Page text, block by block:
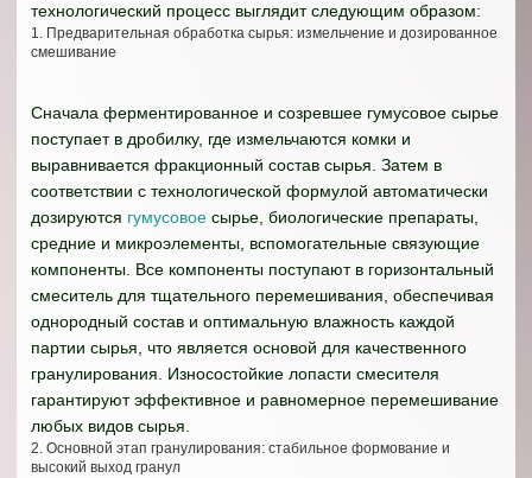
технологический процесс выглядит следующим образом:
1. Предварительная обработка сырья: измельчение и дозированное
смешивание
Сначала ферментированное и созревшее гумусовое сырье
поступает в дробилку, где измельчаются комки и
выравнивается фракционный состав сырья. Затем в
соответствии с технологической формулой автоматически
дозируются гумусовое сырье, биологические препараты,
средние и микроэлементы, вспомогательные связующие
компоненты. Все компоненты поступают в горизонтальный
смеситель для тщательного перемешивания, обеспечивая
однородный состав и оптимальную влажность каждой
партии сырья, что является основой для качественного
гранулирования. Износостойкие лопасти смесителя
гарантируют эффективное и равномерное перемешивание
любых видов сырья.
2. Основной этап гранулирования: стабильное формование и
высокий выход гранул